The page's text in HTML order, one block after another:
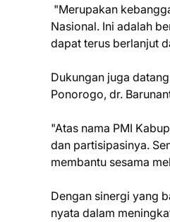
"Merupakan
Nasional. Ini adalah
dapat terus berlanjut
Dukungan juga
Ponorogo, dr.
"Atas nama PMI
dan partisipasinya.
membantu sesama
Dengan sinergi yang
nyata dalam